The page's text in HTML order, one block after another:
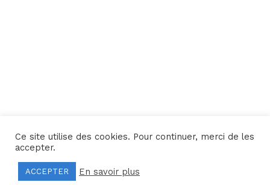
Une réalisation Yata!
Mentions légales–Politique de confidentialité
Ce site utilise des cookies. Pour continuer, merci de les
accepter.
ACCEPTER En savoir plus